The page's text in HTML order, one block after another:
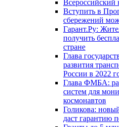
Всероссийский
Вступить в
сбережений
Гарант.Ру:
получить
стране
Глава
развития
России в 2022
Глава ФМБА:
систем для
космонавтов
Голикова:
даст гарантию